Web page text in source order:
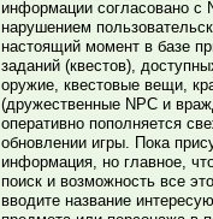
информации согласовано с
нарушением
настоящий момент в базе
заданий (квестов),
оружие, квестовые вещи,
(дружественные NPC и
оперативно пополняется
обновлении игры. Пока
информация, но главное,
поиск и возможность все
вводите название